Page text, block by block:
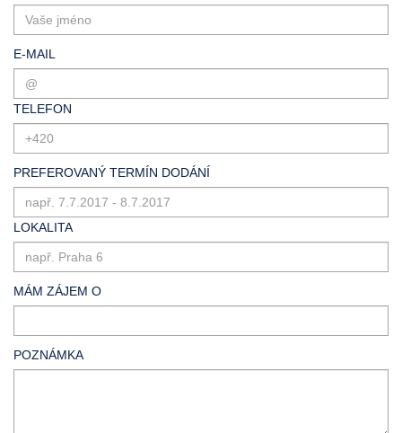
E-MAIL
TELEFON
PREFEROVANÝ TERMÍN DODÁNÍ
LOKALITA
MÁM ZÁJEM O
POZNÁMKA